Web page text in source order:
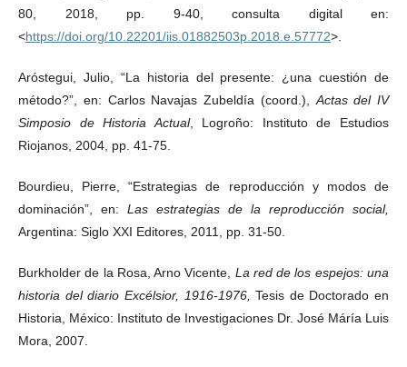
80, 2018, pp. 9-40, consulta digital en:
<https://doi.org/10.22201/iis.01882503p.2018.e.57772>.
Aróstegui, Julio, “La historia del presente: ¿una cuestión de
método?”, en: Carlos Navajas Zubeldía (coord.), Actas del IV
Simposio de Historia Actual, Logroño: Instituto de Estudios
Riojanos, 2004, pp. 41-75.
Bourdieu, Pierre, “Estrategias de reproducción y modos de
dominación”, en: Las estrategias de la reproducción social,
Argentina: Siglo XXI Editores, 2011, pp. 31-50.
Burkholder de la Rosa, Arno Vicente, La red de los espejos: una
historia del diario Excélsior, 1916-1976,Tesis de Doctorado en
Historia, México: Instituto de Investigaciones Dr. José Máría Luis
Mora, 2007.